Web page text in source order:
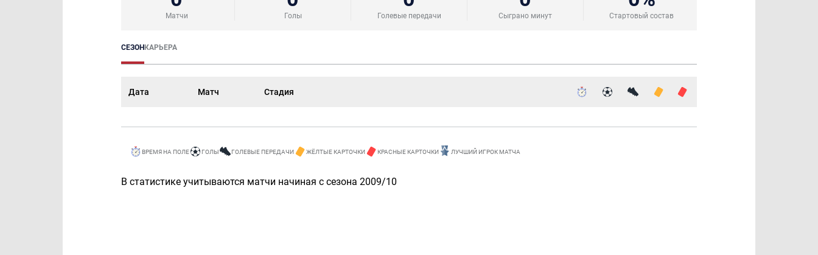
Матчи Голы Голевые передачи Сыграно минут Стартовый состав
СЕЗОНКАРЬЕРА
Дата Матч Стадия
ВРЕМЯ НА ПОЛЕ ГОЛЫ ГОЛЕВЫЕ ПЕРЕДАЧИ ЖЁЛТЫЕ КАРТОЧКИ КРАСНЫЕ КАРТОЧКИ ЛУЧШИЙ ИГРОК МАТЧА
В статистике учитываются матчи начиная с сезона 2009/10